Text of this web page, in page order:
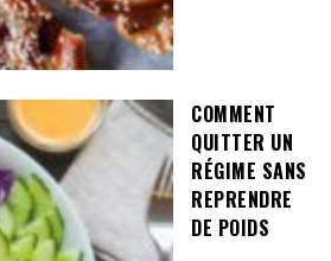
COMMENT
QUITTER UN
RÉGIME SANS
REPRENDRE
DE POIDS